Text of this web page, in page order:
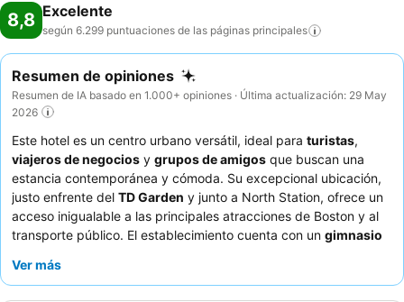
8,8 Excelente
según 6.299 puntuaciones de las páginas principales
Resumen de opiniones
Resumen de IA basado en 1.000+ opiniones · Última actualización: 29 May
2026
Este hotel es un centro urbano versátil, ideal para turistas,
viajeros de negocios y grupos de amigos que buscan una
estancia contemporánea y cómoda. Su excepcional ubicación,
justo enfrente del TD Garden y junto a North Station, ofrece un
acceso inigualable a las principales atracciones de Boston y al
transporte público. El establecimiento cuenta con un gimnasio
opciones para mantenerse en forma y una gastronomía de
Ver más